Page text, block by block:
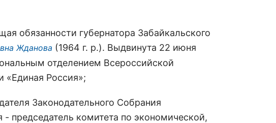
обязанности губернатора Забайкальского
Жданова (1964 г. р.). Выдвинута 22 июня
отделением Всероссийской
«Единая Россия»;
Законодательного Собрания
- председатель комитета по экономической,